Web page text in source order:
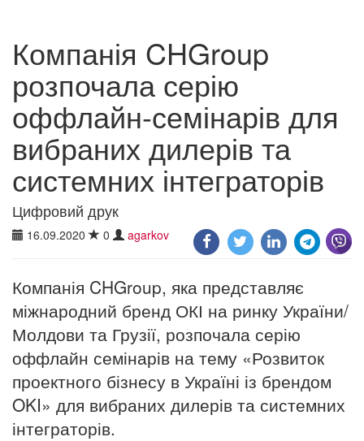
Компанія CHGroup
розпочала серію
оффлайн-семінарів для
вибраних дилерів та
системних інтеграторів
Цифровий друк
16.09.2020 0 agarkov
Компанія CHGroup, яка представляє
міжнародний бренд ОКІ на ринку України/
Молдови та Грузії, розпочала серію
оффлайн семінарів на тему «Розвиток
проектного бізнесу в Україні із брендом
OKI» для вибраних дилерів та системних
інтеграторів.